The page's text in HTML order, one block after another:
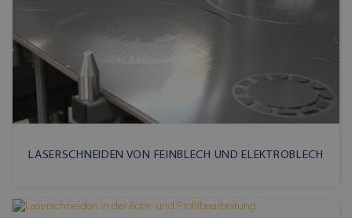
LASERSCHNEIDEN VON FEINBLECH UND ELEKTROBLECH